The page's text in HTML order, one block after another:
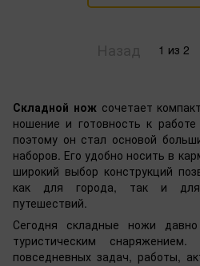
1 из 2
Складной ножсочетает
ношение и готовность к
поэтому он стал основой
наборов. Его удобно носить в
широкий выбор конструкций
как для города, так и
путешествий.
Сегодня складные ножи
туристическим
повседневных задач, работы,